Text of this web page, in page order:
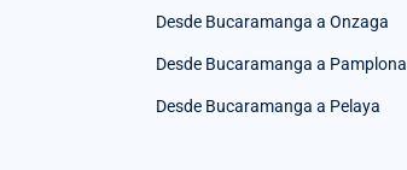
Desde Bucaramanga a Onzaga
Desde Bucaramanga a Pamplona
Desde Bucaramanga a Pelaya